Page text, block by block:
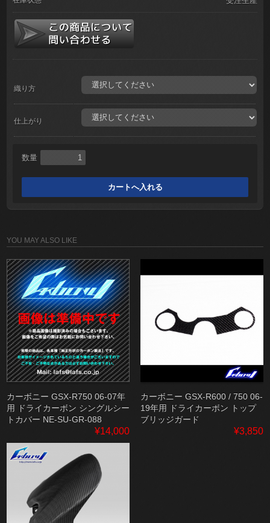
織り方
仕上がり
数量
YOU MAY ALSO LIKE
カーボニー GSX-R750 06-07年
用 ドライカーボン シングルシー
トカバー NE-SU-GR-088
¥14,000
カーボニー GSX-R600 / 750 06-
19年用 ドライカーボン トップ
ブリッジガード
¥3,850